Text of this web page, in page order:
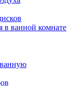
в ванной комнате